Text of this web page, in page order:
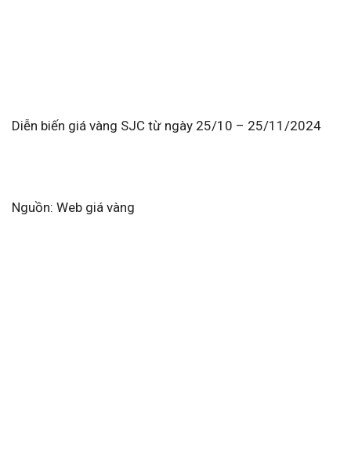
Diễn biến giá vàng SJC từ ngày 25/10 – 25/11/2024
Nguồn: Web giá vàng